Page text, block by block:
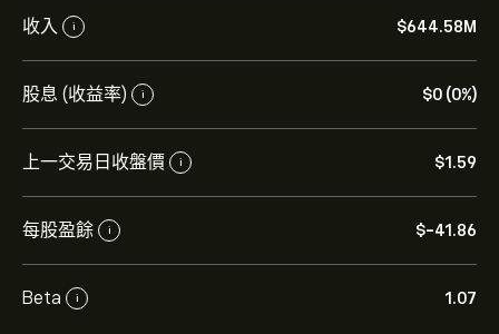
收入 i ‎$‎644.58M
股息 (收益率) i ‎$‎0 (0%)
上一交易日收盤價 i ‎$‎1.59
每股盈餘 i ‎$‎-41.86
Beta i 1.07
CANG 現價為‎$‎1.59。
Cango Inc 的平均目標價為 ‎$‎1.59。
eToro 以取得詳
分析師根據市場趨勢、財務報告和預期增長對Cango Inc
的預測。查看最新預測以了解未來價格走勢。